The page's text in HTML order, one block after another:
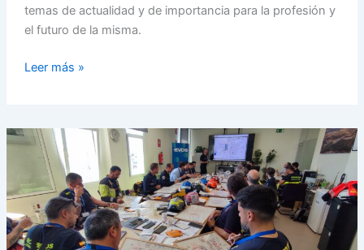
temas de actualidad y de importancia para la profesión y
el futuro de la misma.
Leer más »
Innovador
curso
alto
nivel
a